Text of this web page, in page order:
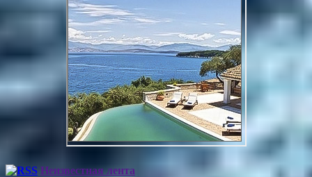
Неизвестная лента